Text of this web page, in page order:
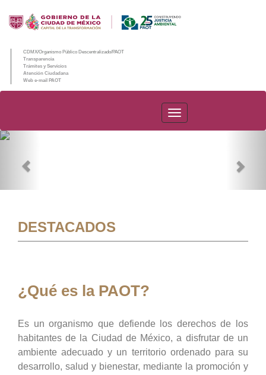
CDMX/Organismo Público Descentralizado/PAOT
Transparencia
Trámites y Servicios
Atención Ciudadana
Web e-mail PAOT
PAOT
DESTACADOS
¿Qué es la PAOT?
Es un organismo que defiende los derechos de los
habitantes de la Ciudad de México, a disfrutar de un
ambiente adecuado y un territorio ordenado para su
desarrollo, salud y bienestar, mediante la promoción y